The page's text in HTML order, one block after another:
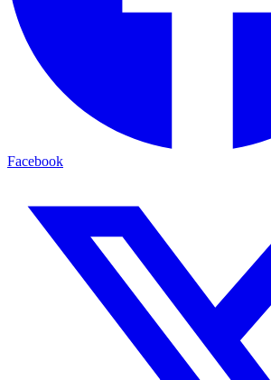
Facebook